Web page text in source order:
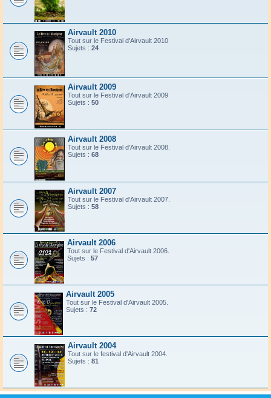
Airvault 2010
Tout sur le Festival d'Airvault 2010
Sujets : 24
Airvault 2009
Tout sur le Festival d'Airvault 2009
Sujets : 50
Airvault 2008
Tout sur le Festival d'Airvault 2008.
Sujets : 68
Airvault 2007
Tout sur le Festival d'Airvault 2007.
Sujets : 58
Airvault 2006
Tout sur le Festival d'Airvault 2006.
Sujets : 57
Airvault 2005
Tout sur le Festival d'Airvault 2005.
Sujets : 72
Airvault 2004
Tout sur le festival d'Airvault 2004.
Sujets : 81